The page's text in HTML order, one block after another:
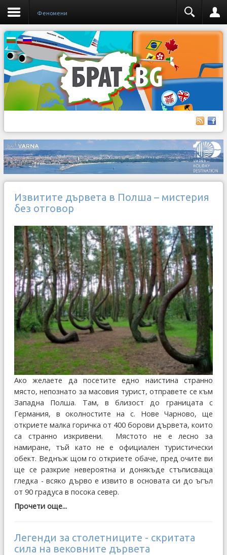
Феномени
Извитите дървета в Полша – мистерия
без отговор
Ако желаете да посетите едно наистина странно
място, непознато за масовия турист, отправете се към
Западна Полша. Там, в близост до границата с
Германия, в околностите на с. Нове Чарново, ще
откриете малка горичка от 400 борови дървета, които
са странно изкривени. Мястото не е лесно за
намиране, тъй като не е официален туристически
обект. Веднъж щом го откриете обаче, пред очите ви
ще се разкрие невероятна и донякъде стъписваща
гледка - всяко дърво е извито в основата си до ъгъл
от 90 градуса в посока север.
Прочети още...
Легенди за столетниците - скритата
сила на вековните дървета